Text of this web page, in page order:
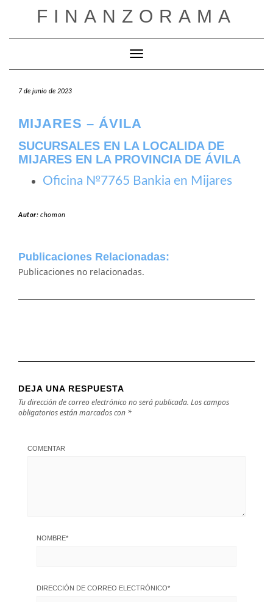
FINANZORAMA
Cambiar modo de navegación
7 de junio de 2023
MIJARES – ÁVILA
SUCURSALES EN LA LOCALIDA DE
MIJARES EN LA PROVINCIA DE ÁVILA
Oficina №7765 Bankia en Mijares
Autor:chomon
Publicaciones Relacionadas:
Publicaciones no relacionadas.
DEJA UNA RESPUESTA
Tu dirección de correo electrónico no será publicada. Los campos
obligatorios están marcados con *
COMENTAR
NOMBRE*
DIRECCIÓN DE CORREO ELECTRÓNICO*